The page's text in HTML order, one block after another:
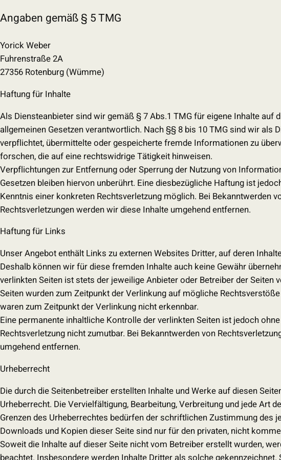
Angaben gemäß § 5 TMG
Yorick Weber
Fuhrenstraße 2A
27356 Rotenburg (Wümme)
Haftung für Inhalte
Als Diensteanbieter sind wir gemäß § 7 Abs.1 TMG für eigene Inhalte auf
allgemeinen Gesetzen verantwortlich. Nach §§ 8 bis 10 TMG sind wir als
verpflichtet, übermittelte oder gespeicherte fremde Informationen zu
forschen, die auf eine rechtswidrige Tätigkeit hinweisen.
Verpflichtungen zur Entfernung oder Sperrung der Nutzung von
Gesetzen bleiben hiervon unberührt. Eine diesbezügliche Haftung ist
Kenntnis einer konkreten Rechtsverletzung möglich. Bei Bekanntwerden
Rechtsverletzungen werden wir diese Inhalte umgehend entfernen.
Haftung für Links
Unser Angebot enthält Links zu externen Websites Dritter, auf deren
Deshalb können wir für diese fremden Inhalte auch keine Gewähr
verlinkten Seiten ist stets der jeweilige Anbieter oder Betreiber der Seiten
Seiten wurden zum Zeitpunkt der Verlinkung auf mögliche
waren zum Zeitpunkt der Verlinkung nicht erkennbar.
Eine permanente inhaltliche Kontrolle der verlinkten Seiten ist jedoch
Rechtsverletzung nicht zumutbar. Bei Bekanntwerden von
umgehend entfernen.
Urheberrecht
Die durch die Seitenbetreiber erstellten Inhalte und Werke auf diesen
Urheberrecht. Die Vervielfältigung, Bearbeitung, Verbreitung und jede Art
Grenzen des Urheberrechtes bedürfen der schriftlichen Zustimmung des
Downloads und Kopien dieser Seite sind nur für den privaten, nicht
Soweit die Inhalte auf dieser Seite nicht vom Betreiber erstellt wurden,